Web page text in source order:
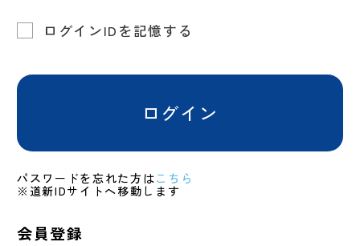
ログインIDを記憶する
ログイン
パスワードを忘れた方はこちら
※道新IDサイトへ移動します
会員登録